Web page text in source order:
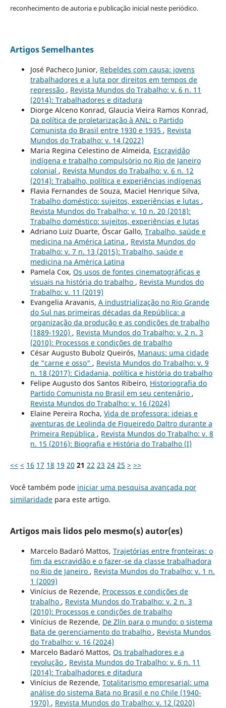
reconhecimento de autoria e publicação inicial neste periódico.
Artigos Semelhantes
José Pacheco Junior, Rebeldes com causa: jovens
trabalhadores e a luta por direitos em tempos de
repressão , Revista Mundos do Trabalho: v. 6 n. 11
(2014): Trabalhadores e ditadura
Diorge Alceno Konrad, Glaucia Vieira Ramos Konrad,
Da política de proletarização à ANL: o Partido
Comunista do Brasil entre 1930 e 1935 , Revista
Mundos do Trabalho: v. 14 (2022)
Maria Regina Celestino de Almeida, Escravidão
indígena e trabalho compulsório no Rio de Janeiro
colonial , Revista Mundos do Trabalho: v. 6 n. 12
(2014): Trabalho, política e experiências indígenas
Flavia Fernandes de Souza, Maciel Henrique Silva,
Trabalho doméstico: sujeitos, experiências e lutas ,
Revista Mundos do Trabalho: v. 10 n. 20 (2018):
Trabalho doméstico: sujeitos, experiências e lutas
Adriano Luiz Duarte, Óscar Gallo, Trabalho, saúde e
medicina na América Latina , Revista Mundos do
Trabalho: v. 7 n. 13 (2015): Trabalho, saúde e
medicina na América Latina
Pamela Cox, Os usos de fontes cinematográficas e
visuais na história do trabalho , Revista Mundos do
Trabalho: v. 11 (2019)
Evangelia Aravanis, A industrialização no Rio Grande
do Sul nas primeiras décadas da República: a
organização da produção e as condições de trabalho
(1889-1920) , Revista Mundos do Trabalho: v. 2 n. 3
(2010): Processos e condições de trabalho
César Augusto Bubolz Queirós, Manaus: uma cidade
de "carne e osso" , Revista Mundos do Trabalho: v. 9
n. 18 (2017): Cidadania, política e história do trabalho
Felipe Augusto dos Santos Ribeiro, Historiografia do
Partido Comunista no Brasil em seu centenário ,
Revista Mundos do Trabalho: v. 16 (2024)
Elaine Pereira Rocha, Vida de professora: ideias e
aventuras de Leolinda de Figueiredo Daltro durante a
Primeira República , Revista Mundos do Trabalho: v. 8
n. 15 (2016): Biografia e História do Trabalho (I)
<< < 16 17 18 19 20 21 22 23 24 25 > >>
Você também pode iniciar uma pesquisa avançada por
similaridadepara este artigo.
Artigos mais lidos pelo mesmo(s) autor(es)
Marcelo Badaró Mattos, Trajetórias entre fronteiras: o
fim da escravidão e o fazer-se da classe trabalhadora
no Rio de Janeiro , Revista Mundos do Trabalho: v. 1 n.
1 (2009)
Vinícius de Rezende, Processos e condições de
trabalho , Revista Mundos do Trabalho: v. 2 n. 3
(2010): Processos e condições de trabalho
Vinícius de Rezende, De Zlín para o mundo: o sistema
Bata de gerenciamento do trabalho , Revista Mundos
do Trabalho: v. 16 (2024)
Marcelo Badaró Mattos, Os trabalhadores e a
revolução , Revista Mundos do Trabalho: v. 6 n. 11
(2014): Trabalhadores e ditadura
Vinícius de Rezende, Totalitarismo empresarial: uma
análise do sistema Bata no Brasil e no Chile (1940-
1970) , Revista Mundos do Trabalho: v. 12 (2020)